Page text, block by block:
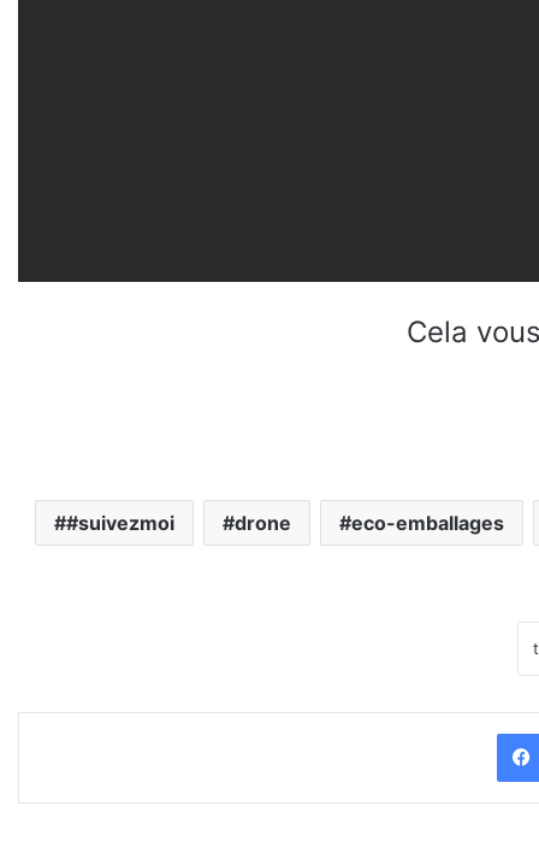
Cela
#suivezmoi drone eco-emballages